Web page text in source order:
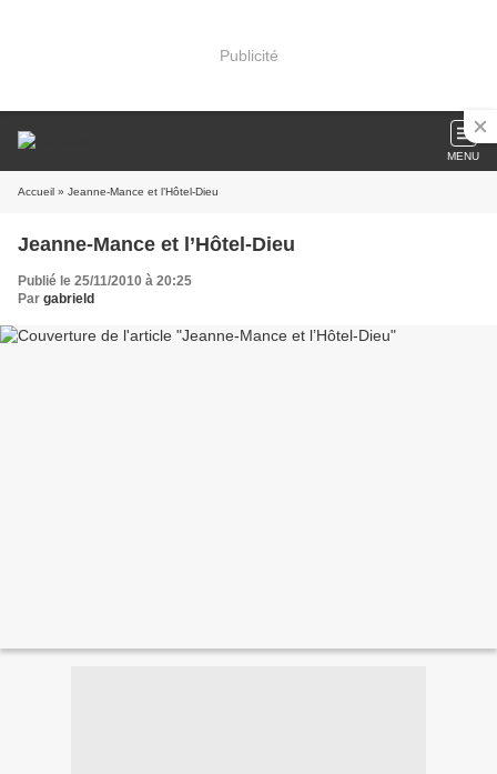
Publicité
MENU
Accueil » Jeanne-Mance et l’Hôtel-Dieu
Jeanne-Mance et l’Hôtel-Dieu
Publié le 25/11/2010 à 20:25
Par gabrield